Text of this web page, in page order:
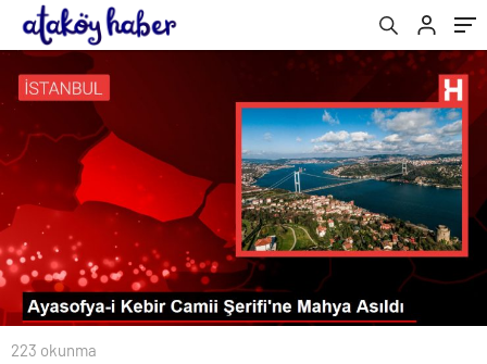
223 okunma
masaya koyup restini çekmeli